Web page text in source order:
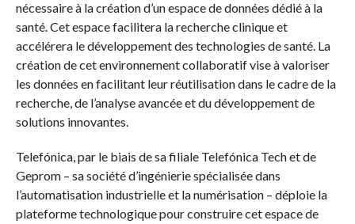
nécessaire à la création d’un espace de données dédié à la
santé. Cet espace facilitera la recherche clinique et
accélérera le développement des technologies de santé. La
création de cet environnement collaboratif vise à valoriser
les données en facilitant leur réutilisation dans le cadre de la
recherche, de l’analyse avancée et du développement de
solutions innovantes.
Telefónica, par le biais de sa filiale Telefónica Tech et de
Geprom – sa société d’ingénierie spécialisée dans
l’automatisation industrielle et la numérisation – déploie la
plateforme technologique pour construire cet espace de